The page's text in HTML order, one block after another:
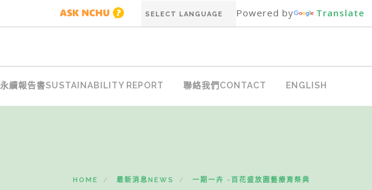
Powered by Translate
永續報告書SUSTAINABILITY REPORT 聯絡我們CONTACT ENGLISH
HOME 最新消息NEWS 一期一卉 -百花盛放園藝療育祭典